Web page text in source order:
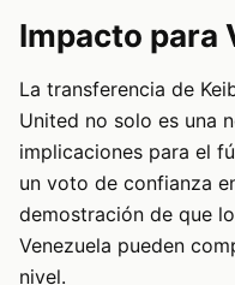
Impacto para
La transferencia de
United no solo es una
implicaciones para el
un voto de confianza
demostración de que
Venezuela pueden
nivel.